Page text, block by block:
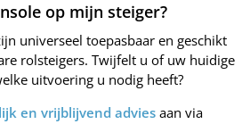
op mijn steiger?
universeel toepasbaar en geschikt
rolsteigers. Twijfelt u of uw huidige
uitvoering u nodig heeft?
en vrijblijvend advies aan via